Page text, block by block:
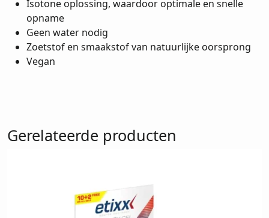
Isotone oplossing, waardoor optimale en snelle
opname
Geen water nodig
Zoetstof en smaakstof van natuurlijke oorsprong
Vegan
Gerelateerde producten